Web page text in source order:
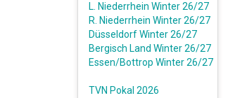
L. Niederrhein Winter 26/27
R. Niederrhein Winter 26/27
Düsseldorf Winter 26/27
Bergisch Land Winter 26/27
Essen/Bottrop Winter 26/27
TVN Pokal 2026